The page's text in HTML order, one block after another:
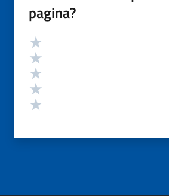
pagina?
Valutazione